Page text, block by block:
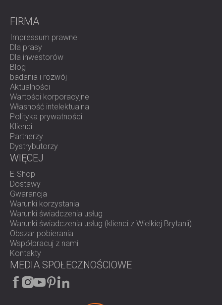
FIRMA
Impressum prawne
Dla prasy
Dla inwestorów
Blog
badania i rozwój
Aktualności
Wartości korporacyjne
Własność intelektualna
Polityka prywatności
Klienci
Partnerzy
Dystrybutorzy
WIĘCEJ
E-Shop
Dostawy
Gwarancja
Warunki korzystania
Warunki świadczenia usług
Warunki świadczenia usług (klienci z Wielkiej Brytanii)
Obszar pobierania
Współpracuj z nami
Kontakty
MEDIA SPOŁECZNOŚCIOWE